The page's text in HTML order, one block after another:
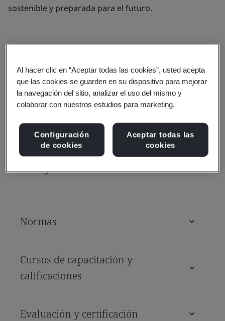
sostenible y preparada para el futuro.
Brindar apoyo integral para lograr la
excelencia en seguridad alimentaria
A través de estándares, capacitación y
evaluaciones, usted puede beneficiarse de
experiencia dedicada y soluciones
tecnológicas avanzadas.
Normas
Cursos de capacitación y
calificaciones
Evaluación y certificación
Al hacer clic en “Aceptar todas las cookies”, usted acepta
que las cookies se guarden en su dispositivo para mejorar
la navegación del sitio, analizar el uso del mismo y
colaborar con nuestros estudios para marketing.
Configuración
de cookies
Aceptar todas las
cookies